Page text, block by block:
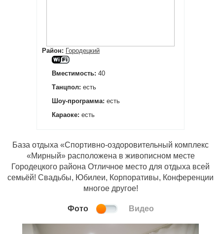
Район: Городецкий
Вместимость: 40
Танцпол: есть
Шоу-программа: есть
Караоке: есть
База отдыха «Спортивно-оздоровительный комплекс
«Мирный» расположена в живописном месте
Городецкого района Отличное место для отдыха всей
семьёй! Свадьбы, Юбилеи, Корпоративы, Конференции
многое другое!
Фото Видео